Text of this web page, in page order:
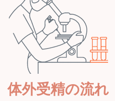
体外受精の流れ